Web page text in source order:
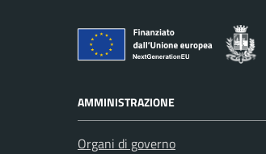
AMMINISTRAZIONE
Organi di governo